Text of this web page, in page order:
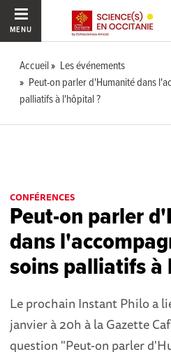
MENU
Accueil
Les événements
Peut-on parler d'Humanité dans
palliatifs à l'hôpital ?
CONFÉRENCES
Peut-on parler
dans
soins palliatifs à
Le prochain Instant Philo a
janvier à 20h à la Gazette
question "Peut-on parler